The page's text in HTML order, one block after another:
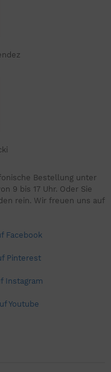
Bestellung unter
9 bis 17 Uhr. Oder Sie
rein. Wir freuen uns auf
Facebook
Pinterest
Instagram
Youtube